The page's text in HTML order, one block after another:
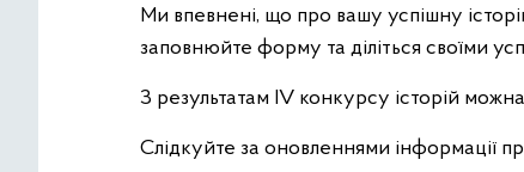
Ми впевнені, що про вашу успішну
заповнюйте форму та діліться своїми
З результатам IV конкурсу історій
Слідкуйте за оновленнями інформації